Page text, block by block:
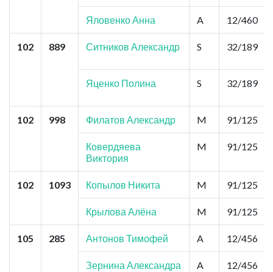
Яловенко Анна A 12/460
102 889 Ситников Александр S 32/189
Яценко Полина S 32/189
102 998 Филатов Александр M 91/125
Ковердяева
Виктория
M 91/125
102 1093 Копылов Никита M 91/125
Крылова Алёна M 91/125
105 285 Антонов Тимофей A 12/456
Зернина Александра A 12/456